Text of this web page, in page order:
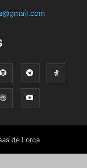
de Lorca